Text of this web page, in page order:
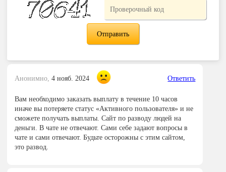
Анонимно, 4 нояб. 2024 Ответить
Вам необходимо заказать выплату в течение 10 часов
иначе вы потеряете статус «Активного пользователя» и не
сможете получать выплаты. Сайт по разводу людей на
деньги. В чате не отвечают. Сами себе задают вопросы в
чате и сами отвечают. Будьте осторожны с этим сайтом,
это развод.